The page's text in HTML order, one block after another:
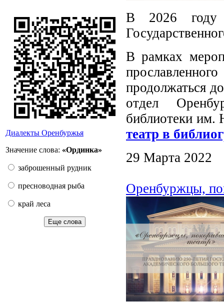
Диалекты Оренбуржья
Значение слова: «Ординка»
заброшенный рудник
пресноводная рыба
край леса
Еще слова
В 2026 году
В рамках
продолжаться
отдел
библиотеки им.
театр в
29 Марта 2022
Оренбуржцы,